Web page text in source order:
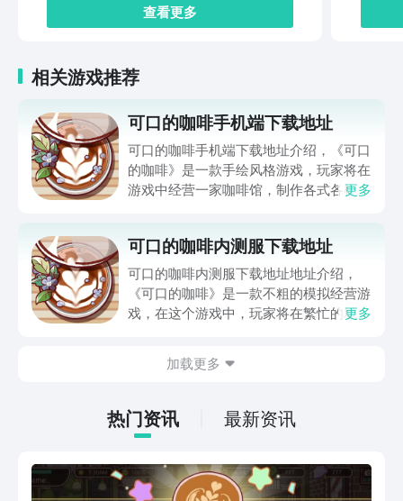
查看更多
相关游戏推荐
可口的咖啡手机端下载地址
可口的咖啡手机端下载地址介绍，《可口
的咖啡》是一款手绘风格游戏，玩家将在
游戏中经营一家咖啡馆，制作各式各样的
经营咖啡馆的乐趣。想要体验的玩家可以
点击下方链接下载预约体验！
更多
可口的咖啡内测服下载地址
可口的咖啡内测服下载地址地址介绍，
《可口的咖啡》是一款不粗的模拟经营游
戏，在这个游戏中，玩家将在繁忙的城镇
能自由设计和装饰咖啡馆，打造出自己心
详细介绍，感兴趣的玩家点击下方链接下
载预约即可。
更多
加载更多
热门资讯 最新资讯